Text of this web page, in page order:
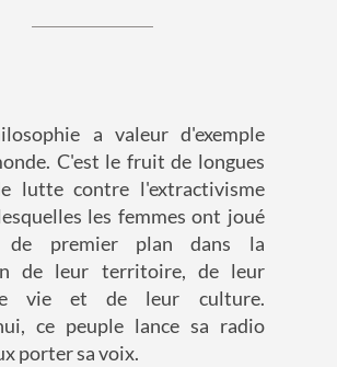
a valeur d'exemple
C'est le fruit de longues
lutte contre l'extractivisme
les femmes ont joué
premier plan dans la
de leur territoire, de leur
vie et de leur culture.
ce peuple lance sa radio
porter sa voix.